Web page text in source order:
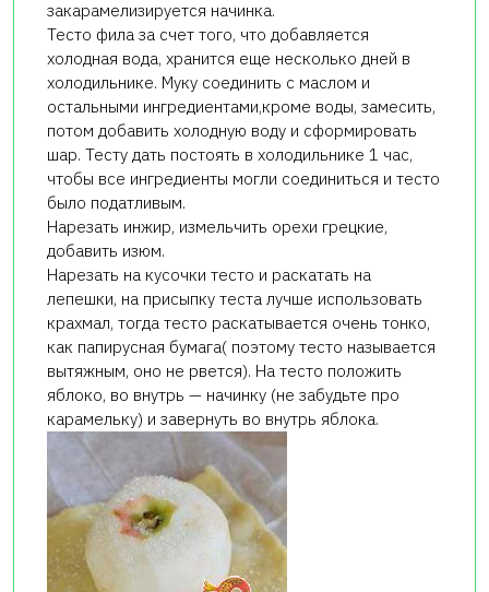
закарамелизируется начинка.
Тесто фила за счет того, что добавляется
холодная вода, хранится еще несколько дней в
холодильнике. Муку соединить с маслом и
остальными ингредиентами,кроме воды, замесить,
потом добавить холодную воду и сформировать
шар. Тесту дать постоять в холодильнике 1 час,
чтобы все ингредиенты могли соединиться и тесто
было податливым.
Нарезать инжир, измельчить орехи грецкие,
добавить изюм.
Нарезать на кусочки тесто и раскатать на
лепешки, на присыпку теста лучше использовать
крахмал, тогда тесто раскатывается очень тонко,
как папирусная бумага( поэтому тесто называется
вытяжным, оно не рвется). На тесто положить
яблоко, во внутрь — начинку (не забудьте про
карамельку) и завернуть во внутрь яблока.